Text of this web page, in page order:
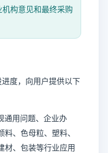
构意见和最终采购
度，向用户提供以下
通用问题、企业办
、色母粒、塑料、
材、包装等行业应用